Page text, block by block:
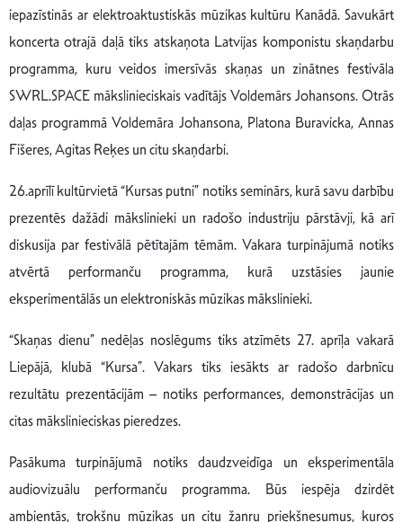
iepazīstinās ar elektroaktustiskās mūzikas kultūru Kanādā. Savukārt
koncerta otrajā daļā tiks atskaņota Latvijas komponistu skaņdarbu
programma, kuru veidos imersīvās skaņas un zinātnes festivāla
SWRL.SPACE mākslinieciskais vadītājs Voldemārs Johansons. Otrās
daļas programmā Voldemāra Johansona, Platona Buravicka, Annas
Fišeres, Agitas Reķes un citu skaņdarbi.
26.aprīlī kultūrvietā “Kursas putni” notiks seminārs, kurā savu darbību
prezentēs dažādi mākslinieki un radošo industriju pārstāvji, kā arī
diskusija par festivālā pētītajām tēmām. Vakara turpinājumā notiks
atvērtā performanču programma, kurā uzstāsies jaunie
eksperimentālās un elektroniskās mūzikas mākslinieki.
“Skaņas dienu” nedēļas noslēgums tiks atzīmēts 27. aprīļa vakarā
Liepājā, klubā “Kursa”. Vakars tiks iesākts ar radošo darbnīcu
rezultātu prezentācijām – notiks performances, demonstrācijas un
citas mākslinieciskas pieredzes.
Pasākuma turpinājumā notiks daudzveidīga un eksperimentāla
audiovizuālu performanču programma. Būs iespēja dzirdēt
ambientās, trokšņu mūzikas un citu žanru priekšnesumus, kuros